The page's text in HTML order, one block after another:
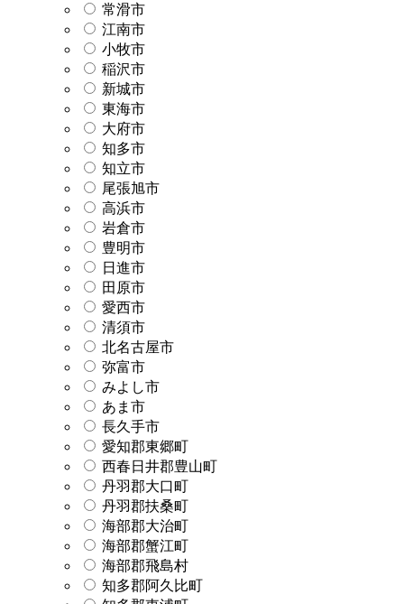
常滑市
江南市
小牧市
稲沢市
新城市
東海市
大府市
知多市
知立市
尾張旭市
高浜市
岩倉市
豊明市
日進市
田原市
愛西市
清須市
北名古屋市
弥富市
みよし市
あま市
長久手市
愛知郡東郷町
西春日井郡豊山町
丹羽郡大口町
丹羽郡扶桑町
海部郡大治町
海部郡蟹江町
海部郡飛島村
知多郡阿久比町